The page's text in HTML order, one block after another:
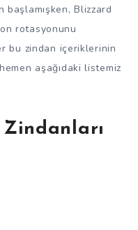
Blizzard
rotasyonunu
bu zindan içeriklerinin
aşağıdaki listemiz